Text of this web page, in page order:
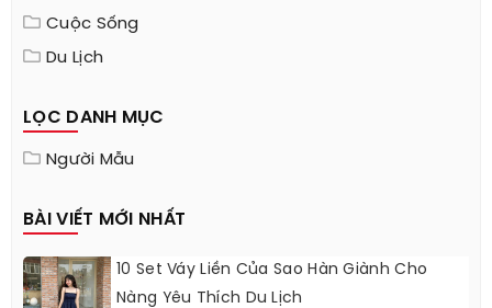
Cuộc Sống
Du Lịch
LỌC DANH MỤC
Người Mẫu
BÀI VIẾT MỚI NHẤT
10 Set Váy Liền Của Sao Hàn Giành Cho
Nàng Yêu Thích Du Lịch